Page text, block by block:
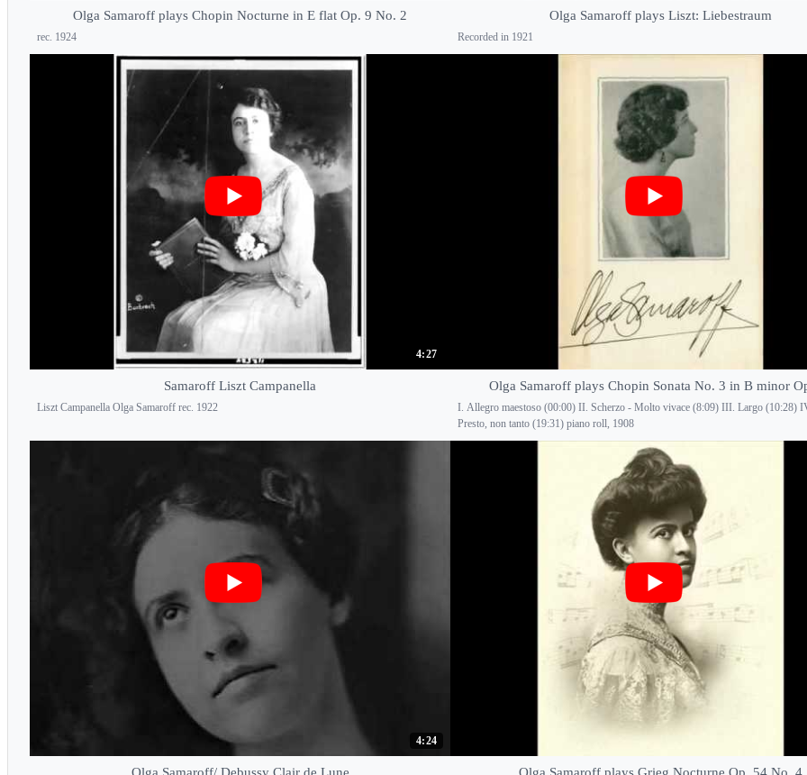
Olga Samaroff plays Chopin Nocturne in E flat Op. 9 No. 2
rec. 1924
Olga Samaroff plays Liszt: Liebestraum
Recorded in 1921
4:27
Samaroff Liszt Campanella
Liszt Campanella Olga Samaroff rec. 1922
Olga Samaroff plays Chopin Sonata No. 3 in B minor
I. Allegro maestoso (00:00) II. Scherzo - Molto vivace (8:09) III. Largo (10:28)
Presto, non tanto (19:31) piano roll, 1908
4:24